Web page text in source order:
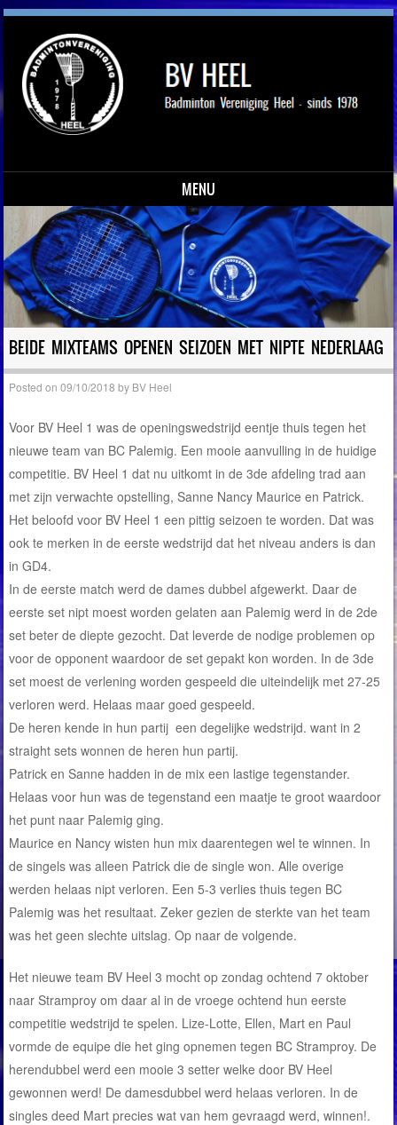
MENU
Skip to content
BEIDE MIXTEAMS OPENEN SEIZOEN MET NIPTE NEDERLAAG
Posted on09/10/2018 by BV Heel
Voor BV Heel 1 was de openingswedstrijd eentje thuis tegen het
nieuwe team van BC Palemig. Een mooie aanvulling in de huidige
competitie. BV Heel 1 dat nu uitkomt in de 3de afdeling trad aan
met zijn verwachte opstelling, Sanne Nancy Maurice en Patrick.
Het beloofd voor BV Heel 1 een pittig seizoen te worden. Dat was
ook te merken in de eerste wedstrijd dat het niveau anders is dan
in GD4.
In de eerste match werd de dames dubbel afgewerkt. Daar de
eerste set nipt moest worden gelaten aan Palemig werd in de 2de
set beter de diepte gezocht. Dat leverde de nodige problemen op
voor de opponent waardoor de set gepakt kon worden. In de 3de
set moest de verlening worden gespeeld die uiteindelijk met 27-25
verloren werd. Helaas maar goed gespeeld.
De heren kende in hun partij een degelijke wedstrijd. want in 2
straight sets wonnen de heren hun partij.
Patrick en Sanne hadden in de mix een lastige tegenstander.
Helaas voor hun was de tegenstand een maatje te groot waardoor
het punt naar Palemig ging.
Maurice en Nancy wisten hun mix daarentegen wel te winnen. In
de singels was alleen Patrick die de single won. Alle overige
werden helaas nipt verloren. Een 5-3 verlies thuis tegen BC
Palemig was het resultaat. Zeker gezien de sterkte van het team
was het geen slechte uitslag. Op naar de volgende.
Het nieuwe team BV Heel 3 mocht op zondag ochtend 7 oktober
naar Stramproy om daar al in de vroege ochtend hun eerste
competitie wedstrijd te spelen. Lize-Lotte, Ellen, Mart en Paul
vormde de equipe die het ging opnemen tegen BC Stramproy. De
herendubbel werd een mooie 3 setter welke door BV Heel
gewonnen werd! De damesdubbel werd helaas verloren. In de
singles deed Mart precies wat van hem gevraagd werd, winnen!.